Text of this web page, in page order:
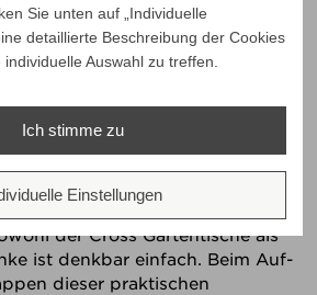
Gartenmöbel Serie ist ein
in Teak massiv gearbeitetes
Programm. Optimale
gekreuzte Beine erzielt.
Stahlseilverspannungen aus
für eine hohe
außergewöhnlichen Cross
der Cross Gartentische als
ist denkbar einfach. Beim Auf-
dieser praktischen
Sie unten auf „Individuelle
detaillierte Beschreibung der Cookies
Auswahl zu treffen.
Ich stimme zu
Einstellungen